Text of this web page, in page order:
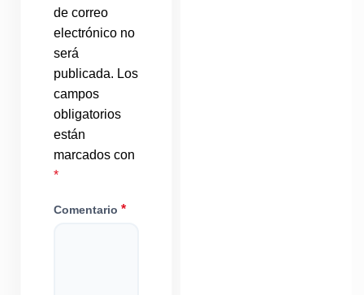
de correo
electrónico no
será
publicada. Los
campos
obligatorios
están
marcados con
*
Comentario *